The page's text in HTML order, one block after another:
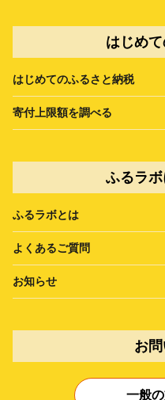
はじめ
はじめてのふるさと納税
寄付上限額を調べる
ふるラ
ふるラボとは
よくあるご質問
お知らせ
お
一般